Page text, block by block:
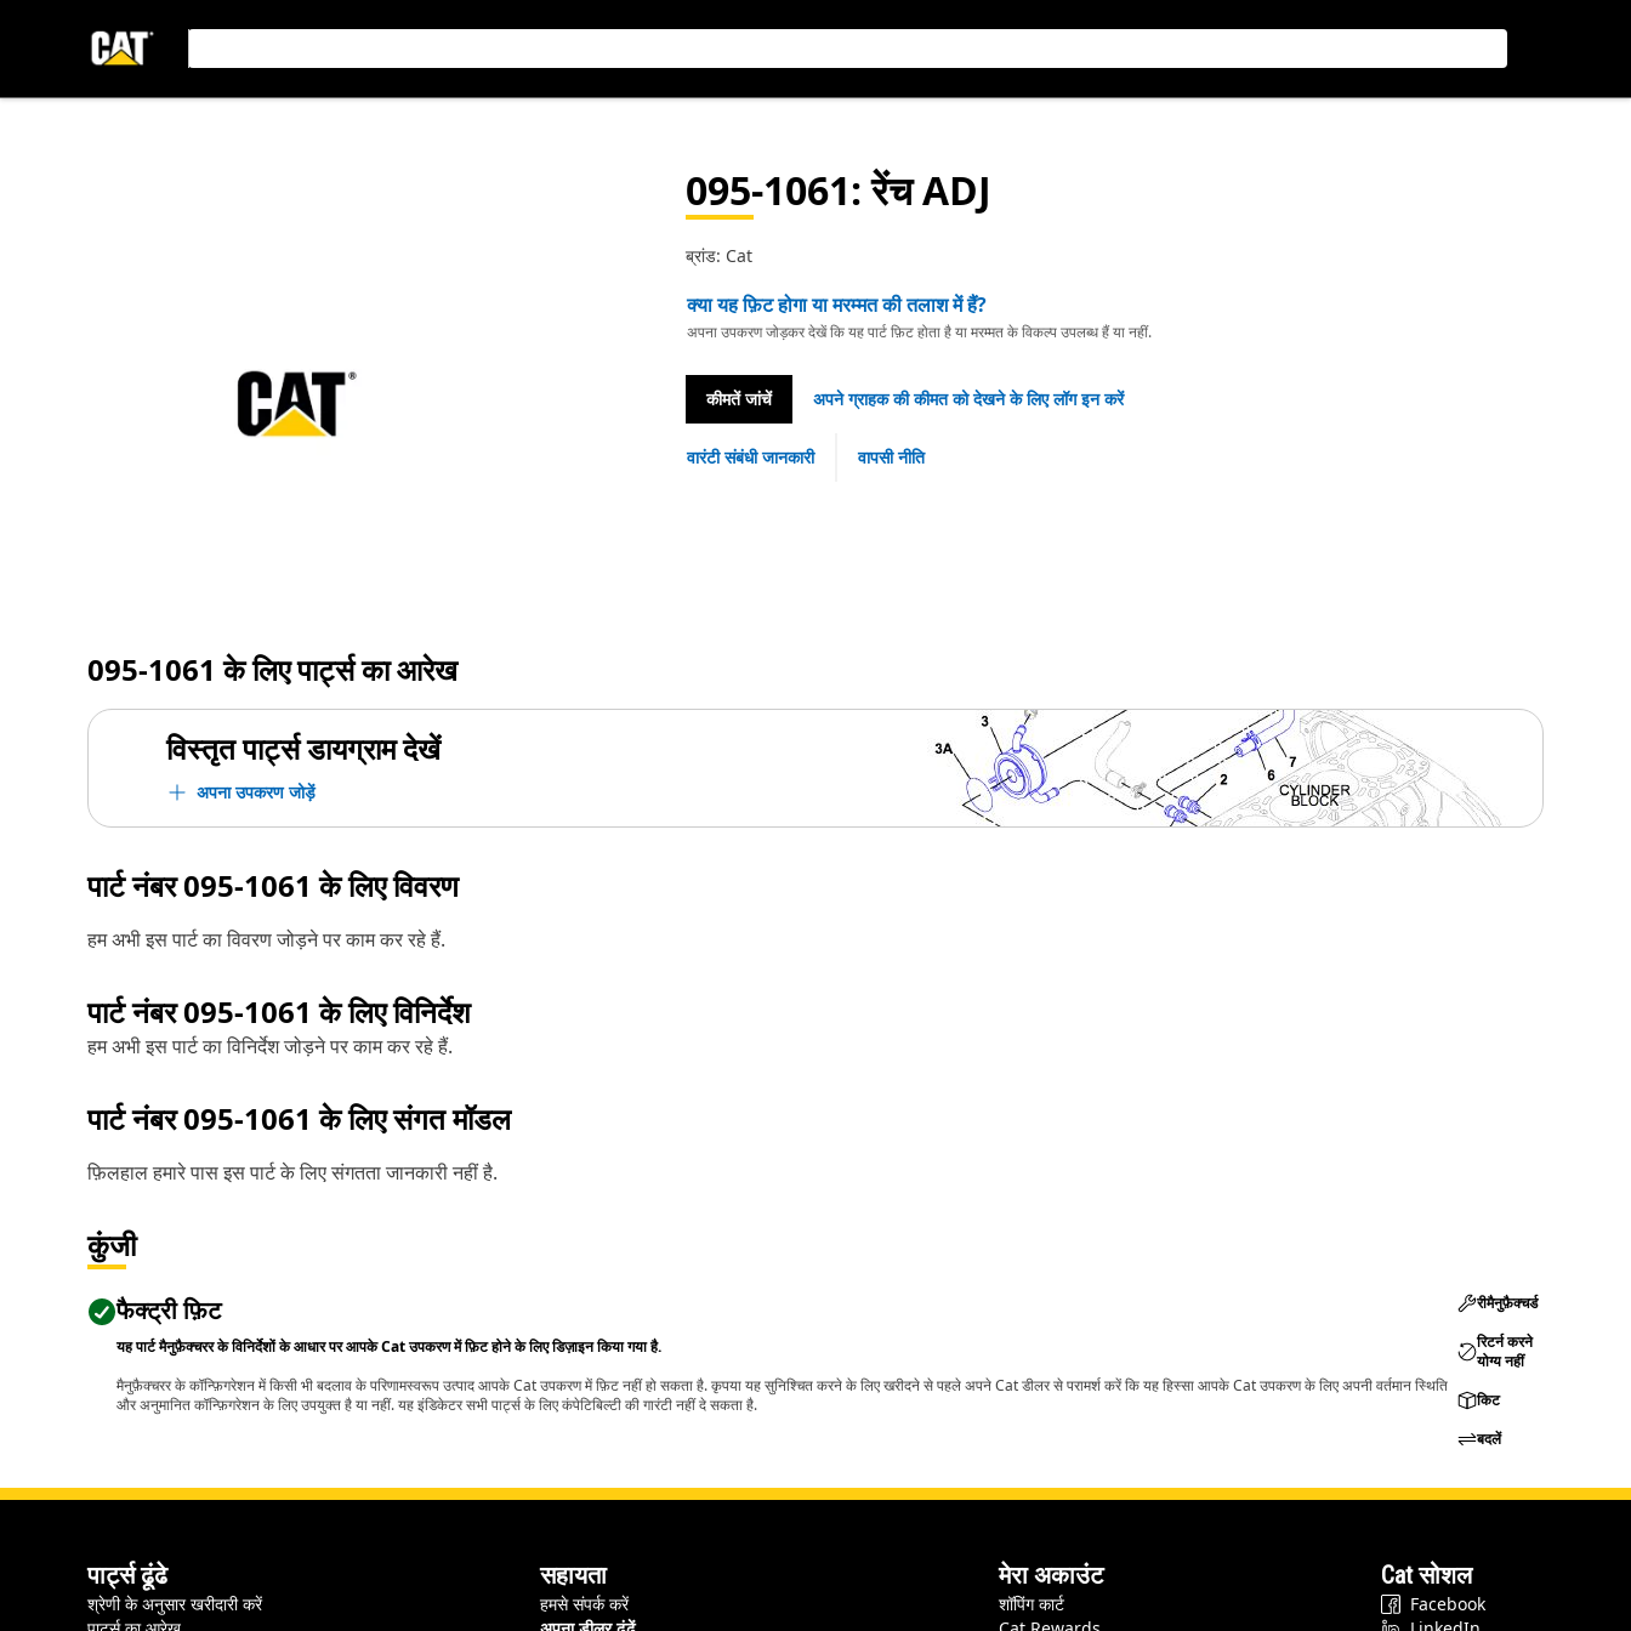
095-1061: रेंच ADJ
ब्रांड: Cat
क्या यह फ़िट होगा या मरम्मत की तलाश में हैं?
अपना उपकरण जोड़कर देखें कि यह पार्ट फ़िट होता है या मरम्मत के विकल्प उपलब्ध हैं या नहीं.
कीमतें जांचें अपने ग्राहक की कीमत को देखने के लिए लॉग इन करें
वारंटी संबंधी जानकारी वापसी नीति
095-1061 के लिए पार्ट्स का आरेख
विस्तृत पार्ट्स डायग्राम देखें
अपना उपकरण जोड़ें
पार्ट नंबर095-1061 के लिए विवरण
हम अभी इस पार्ट का विवरण जोड़ने पर काम कर रहे हैं.
पार्ट नंबर095-1061 के लिए विनिर्देश
हम अभी इस पार्ट का विनिर्देश जोड़ने पर काम कर रहे हैं.
पार्ट नंबर095-1061 के लिए संगत मॉडल
फ़िलहाल हमारे पास इस पार्ट के लिए संगतता जानकारी नहीं है.
कुंजी
फैक्ट्री फ़िट
यह पार्ट मैनुफ़ैक्चरर के विनिर्देशों के आधार पर आपके Cat उपकरण में फ़िट होने के लिए डिज़ाइन किया गया है.
मैनुफ़ैक्चरर के कॉन्फ़िगरेशन में किसी भी बदलाव के परिणामस्वरूप उत्पाद आपके Cat उपकरण में फ़िट नहीं हो सकता है. कृपया यह सुनिश्चित करने के लिए खरीदने से पहले अपने Cat डीलर से परामर्श करें कि यह हिस्सा आपके Cat उपकरण के लिए अपनी वर्तमान स्थिति
और अनुमानित कॉन्फ़िगरेशन के लिए उपयुक्त है या नहीं. यह इंडिकेटर सभी पार्ट्स के लिए कंपेटिबिल्टी की गारंटी नहीं दे सकता है.
रीमैनुफ़ैक्चर्ड
रिटर्न करने
योग्य नहीं
किट
बदलें
पार्ट्स ढूंढे
श्रेणी के अनुसार खरीदारी करें
सहायता
हमसे संपर्क करें
मेरा अकाउंट
शॉपिंग कार्ट
Cat सोशल
Facebook